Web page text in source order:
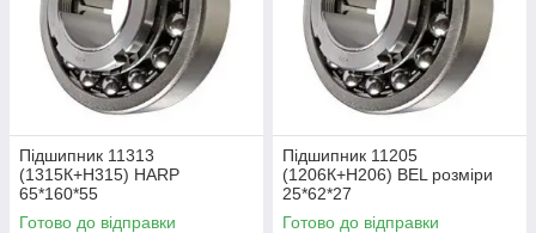
Підшипник 11313
(1315К+Н315) HARP
65*160*55
Готово до відправки
Підшипник 11205
(1206К+Н206) BEL розміри
25*62*27
Готово до відправки